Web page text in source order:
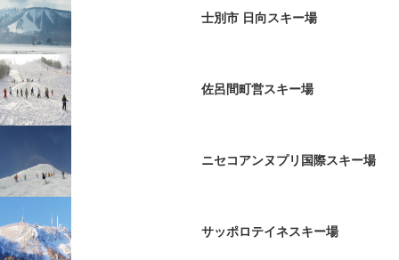
士別市 日向スキー場
佐呂間町営スキー場
ニセコアンヌプリ国際スキー場
サッポロテイネスキー場